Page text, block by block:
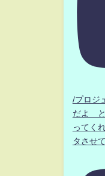
/プロジ
だよ と
ってく
タさせ